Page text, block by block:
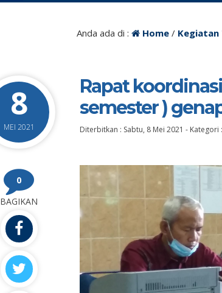
Anda ada di : Home / Kegiatan
8
MEI 2021
Rapat
semester )
Diterbitkan : Sabtu, 8 Mei 2021 - Kategori :
0
BAGIKAN